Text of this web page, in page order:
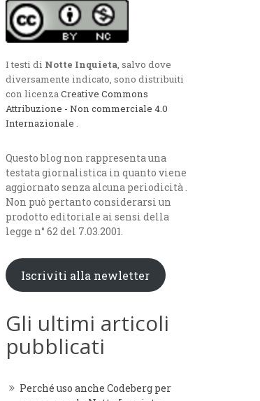
I testi di Notte Inquieta, salvo dove
diversamente indicato, sono distribuiti
con licenzaCreative Commons
Attribuzione - Non commerciale 4.0
Internazionale .
Questo blog non rappresenta una
testata giornalistica in quanto viene
aggiornato senza alcuna periodicità .
Non può pertanto considerarsi un
prodotto editoriale ai sensi della
legge n° 62 del 7.03.2001.
Iscriviti alla newletter
Gli ultimi articoli
pubblicati
Perché uso anche Codeberg per